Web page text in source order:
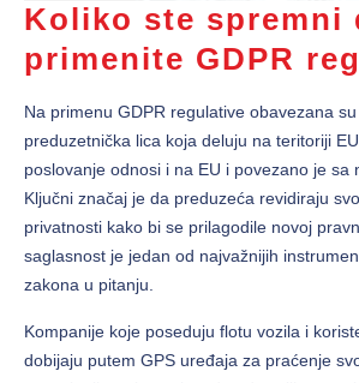
Koliko ste spremni
primenite GDPR
Na primenu GDPR regulative obavezana
preduzetnička lica koja deluju na teritoriji
poslovanje odnosi i na EU i povezano je sa
Ključni značaj je da preduzeća revidiraju
privatnosti kako bi se prilagodile novoj
saglasnost je jedan od najvažnijih
zakona u pitanju.
Kompanije koje poseduju flotu vozila i
dobijaju putem GPS uređaja za praćenje